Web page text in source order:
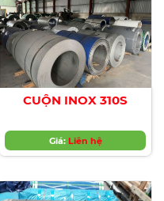
CUỘN INOX 310S
Giá: Liên hệ